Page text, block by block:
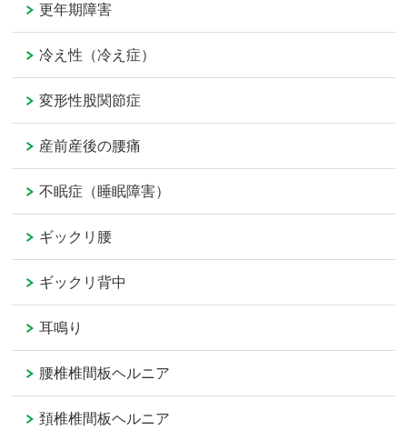
更年期障害
冷え性（冷え症）
変形性股関節症
産前産後の腰痛
不眠症（睡眠障害）
ギックリ腰
ギックリ背中
耳鳴り
腰椎椎間板ヘルニア
頚椎椎間板ヘルニア